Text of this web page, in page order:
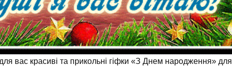
вас красиві та прикольні гіфки «З Днем народження» для